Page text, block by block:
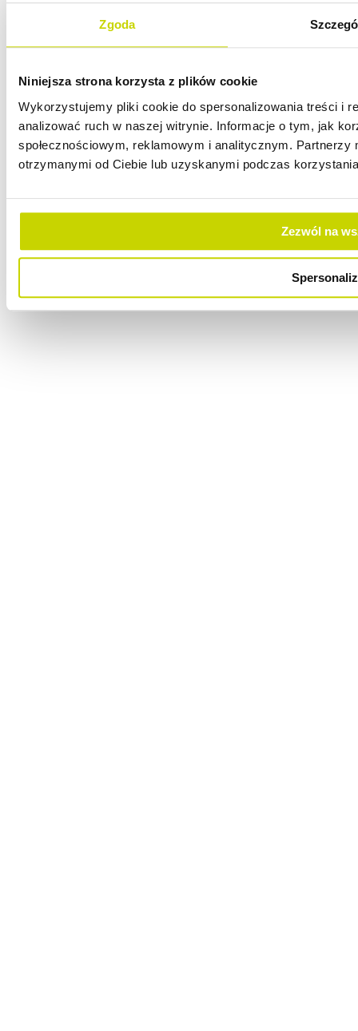
Zgoda
Niniejsza strona korzysta z plików cookie
Wykorzystujemy pliki cookie do spersonalizowania treści i
analizować ruch w naszej witrynie. Informacje o tym, jak
społecznościowym, reklamowym i analitycznym. Partnerzy
otrzymanymi od Ciebie lub uzyskanymi podczas
Zezwól na
Alchemiq Studio Sp. z o.o.
NIP: 779-241-73-56 / REGON: 302556726
Kontakt
office@alchemiqstudio.com
+48 665 482 257 (Poland)
Dołącz